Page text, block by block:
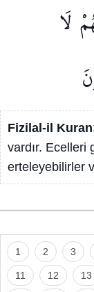
لَا
Fizilal-il
vardır. Ecelleri
erteleyebilirler
1 2 3
11 12 13